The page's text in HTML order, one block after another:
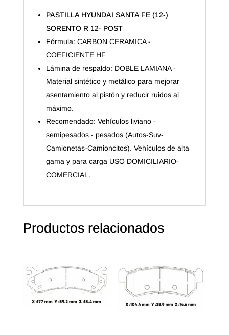
cantidadPASTILLA HYUNDAI SANTA FE (12-)
SORENTO R 12- POST
Fórmula: CARBON CERAMICA -
COEFICIENTE HF
Lámina de respaldo: DOBLE LAMIANA -
Material sintético y metálico para mejorar
asentamiento al pistón y reducir ruidos al
máximo.
Recomendado: Vehículos liviano -
semipesados - pesados (Autos-Suv-
Camionetas-Camioncitos). Vehículos de alta
gama y para carga USO DOMICILIARIO-
COMERCIAL.
Productos relacionados